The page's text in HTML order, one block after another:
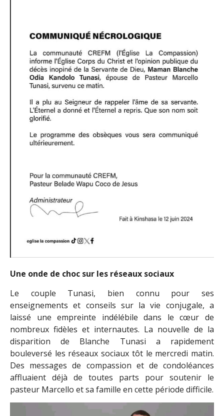
Une onde de choc sur les réseaux sociaux
Le couple Tunasi, bien connu pour ses
enseignements et conseils sur la vie conjugale, a
laissé une empreinte indélébile dans le cœur de
nombreux fidèles et internautes. La nouvelle de la
disparition de Blanche Tunasi a rapidement
bouleversé les réseaux sociaux tôt le mercredi matin.
Des messages de compassion et de condoléances
affluaient déjà de toutes parts pour soutenir le
pasteur Marcello et sa famille en cette période difficile.